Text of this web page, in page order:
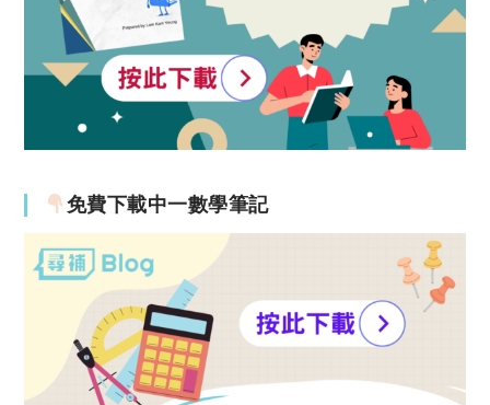
免費下載中一數學筆記